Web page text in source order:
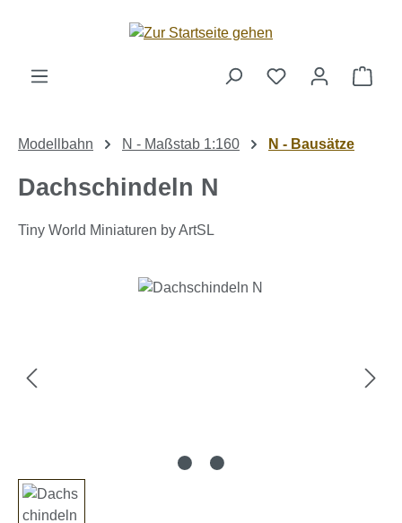
Zum Hauptinhalt springen
Modellbahn N - Maßstab 1:160 N - Bausätze
Dachschindeln N
Tiny World Miniaturen by ArtSL
Bildergalerie überspringen